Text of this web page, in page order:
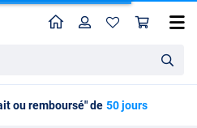
HomeProfil
ou remboursé" de 50 jours
Canne au Coup Cresta Centurion Comp Pro S440 Super Pack 11.5m